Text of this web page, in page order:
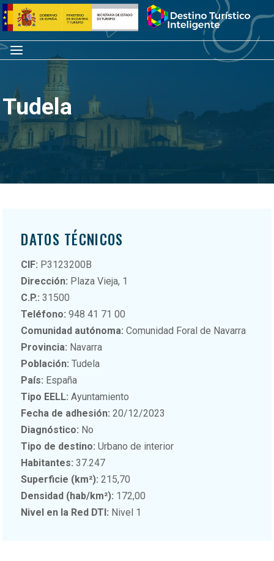
Saltar
al
contenido
Inicio
Menú
Tudela
DATOS TÉCNICOS
CIF: P3123200B
Dirección: Plaza Vieja, 1
C.P.: 31500
Teléfono: 948 41 71 00
Comunidad autónoma: Comunidad Foral de Navarra
Provincia: Navarra
Población: Tudela
País: España
Tipo EELL: Ayuntamiento
Fecha de adhesión: 20/12/2023
Diagnóstico: No
Tipo de destino: Urbano de interior
Habitantes: 37.247
Superficie (km²): 215,70
Densidad (hab/km²): 172,00
Nivel en la Red DTI: Nivel 1